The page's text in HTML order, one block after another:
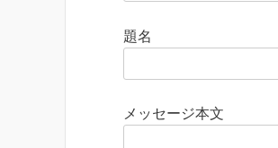
題名
メッセージ本文